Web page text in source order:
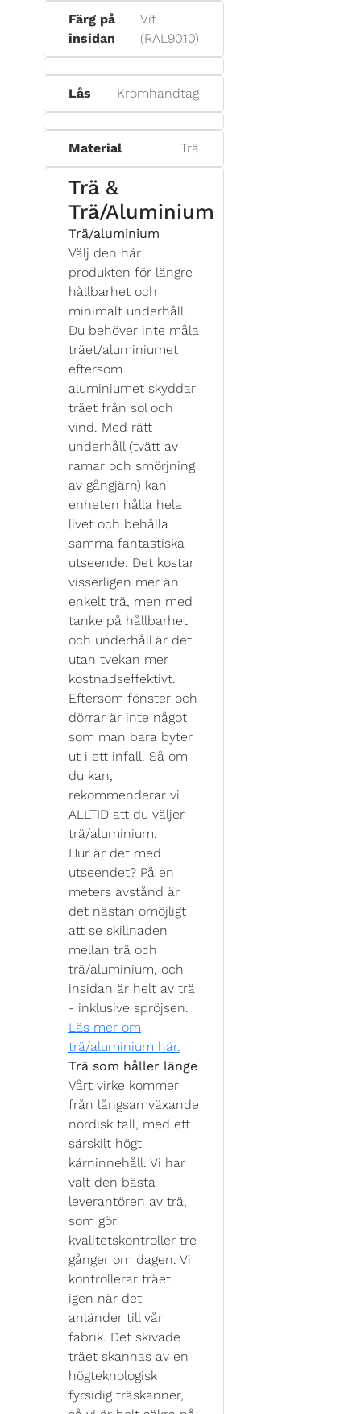
Färg på
insidan
Vit
(RAL9010)
Lås Kromhandtag
Material Trä
Trä &
Trä/Aluminium
Trä/aluminium
Välj den här
produkten för längre
hållbarhet och
minimalt underhåll.
Du behöver inte måla
träet/aluminiumet
eftersom
aluminiumet skyddar
träet från sol och
vind. Med rätt
underhåll (tvätt av
ramar och smörjning
av gångjärn) kan
enheten hålla hela
livet och behålla
samma fantastiska
utseende. Det kostar
visserligen mer än
enkelt trä, men med
tanke på hållbarhet
och underhåll är det
utan tvekan mer
kostnadseffektivt.
Eftersom fönster och
dörrar är inte något
som man bara byter
ut i ett infall. Så om
du kan,
rekommenderar vi
ALLTID att du väljer
trä/aluminium.
Hur är det med
utseendet? På en
meters avstånd är
det nästan omöjligt
att se skillnaden
mellan trä och
trä/aluminium, och
insidan är helt av trä
- inklusive spröjsen.
Läs mer om
trä/aluminium här.
Trä som håller länge
Vårt virke kommer
från långsamväxande
nordisk tall, med ett
särskilt högt
kärninnehåll. Vi har
valt den bästa
leverantören av trä,
som gör
kvalitetskontroller tre
gånger om dagen. Vi
kontrollerar träet
igen när det
anländer till vår
fabrik. Det skivade
träet skannas av en
högteknologisk
fyrsidig träskanner,